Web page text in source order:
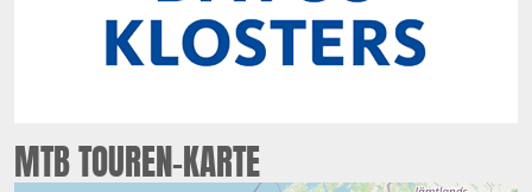
MTB TOUREN-KARTE